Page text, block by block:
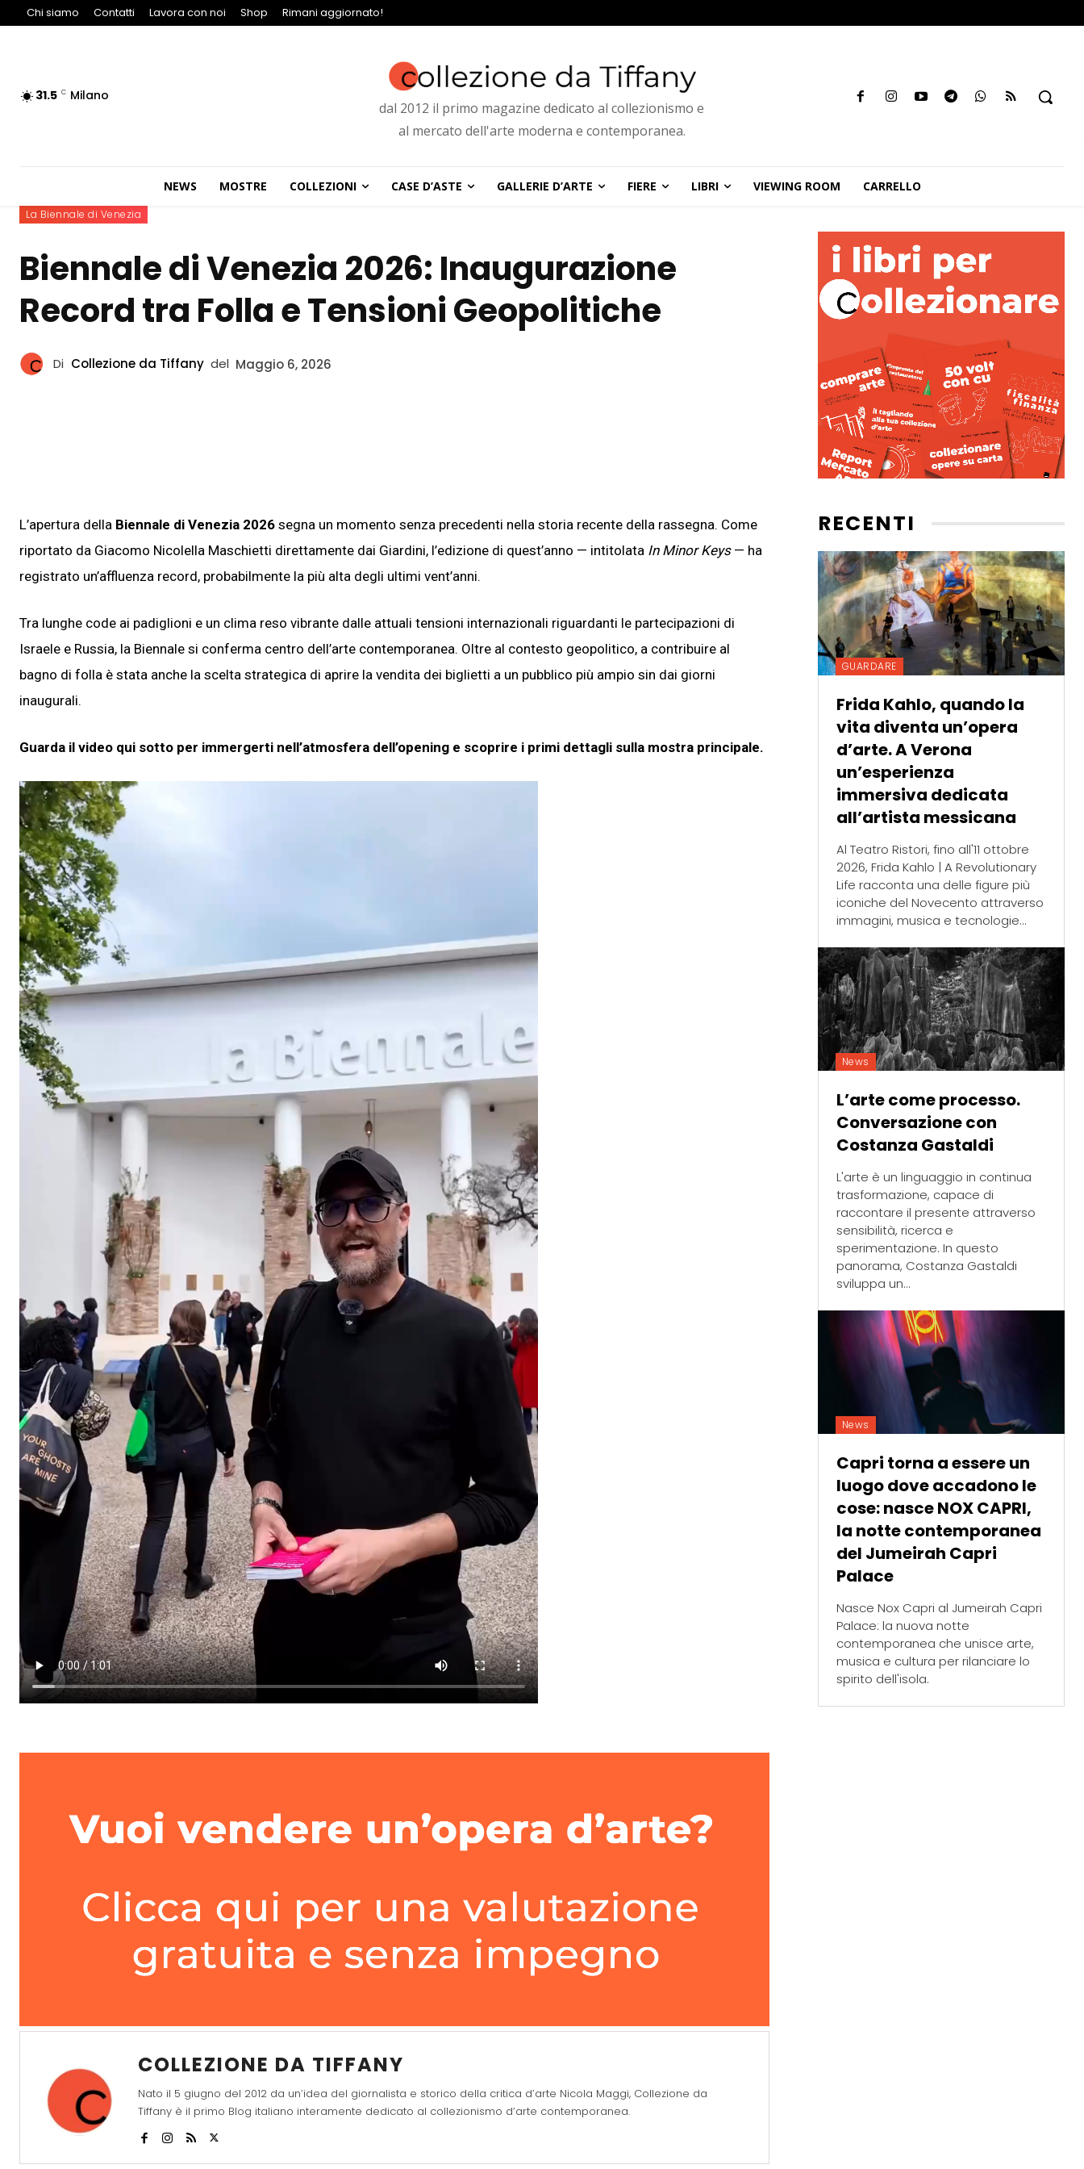
Chi siamo Contatti Lavora con noi Shop Rimani aggiornato!
31.5 C Milano
dal 2012 il primo magazine dedicato al collezionismo e
al mercato dell'arte moderna e contemporanea.
NEWS MOSTRE COLLEZIONI CASE D’ASTE GALLERIE D’ARTE FIERE LIBRI VIEWING ROOM CARRELLO
La Biennale di Venezia
Biennale di Venezia 2026: Inaugurazione
Record tra Folla e Tensioni Geopolitiche
Di Collezione da Tiffany del Maggio 6, 2026
L’apertura della Biennale di Venezia 2026 segna un momento senza precedenti nella storia recente della rassegna. Come
riportato da Giacomo Nicolella Maschietti direttamente dai Giardini, l’edizione di quest’anno — intitolata In Minor Keys— ha
registrato un’affluenza record, probabilmente la più alta degli ultimi vent’anni.
Tra lunghe code ai padiglioni e un clima reso vibrante dalle attuali tensioni internazionali riguardanti le partecipazioni di
Israele e Russia, la Biennale si conferma centro dell’arte contemporanea. Oltre al contesto geopolitico, a contribuire al
bagno di folla è stata anche la scelta strategica di aprire la vendita dei biglietti a un pubblico più ampio sin dai giorni
inaugurali.
Guarda il video qui sotto per immergerti nell’atmosfera dell’opening e scoprire i primi dettagli sulla mostra principale.
COLLEZIONE DA TIFFANY
Nato il 5 giugno del 2012 da un’idea del giornalista e storico della critica d’arte Nicola Maggi, Collezione da
Tiffany è il primo Blog italiano interamente dedicato al collezionismo d’arte contemporanea.
RECENTI
GUARDARE
Frida Kahlo, quando la
vita diventa un’opera
d’arte. A Verona
un’esperienza
immersiva dedicata
all’artista messicana
Al Teatro Ristori, fino all'11 ottobre
2026, Frida Kahlo | A Revolutionary
Life racconta una delle figure più
iconiche del Novecento attraverso
immagini, musica e tecnologie...
News
L’arte come processo.
Conversazione con
Costanza Gastaldi
L'arte è un linguaggio in continua
trasformazione, capace di
raccontare il presente attraverso
sensibilità, ricerca e
sperimentazione. In questo
panorama, Costanza Gastaldi
sviluppa un...
News
Capri torna a essere un
luogo dove accadono le
cose: nasce NOX CAPRI,
la notte contemporanea
del Jumeirah Capri
Palace
Nasce Nox Capri al Jumeirah Capri
Palace: la nuova notte
contemporanea che unisce arte,
musica e cultura per rilanciare lo
spirito dell'isola.